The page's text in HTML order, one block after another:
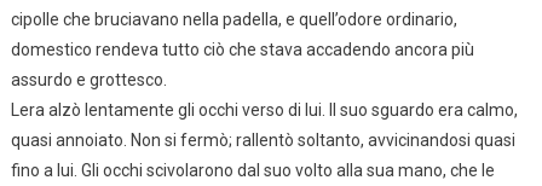
cipolle che bruciavano nella padella, e quell’odore ordinario,
domestico rendeva tutto ciò che stava accadendo ancora più
assurdo e grottesco.
Lera alzò lentamente gli occhi verso di lui. Il suo sguardo era calmo,
quasi annoiato. Non si fermò; rallentò soltanto, avvicinandosi quasi
fino a lui. Gli occhi scivolarono dal suo volto alla sua mano, che le